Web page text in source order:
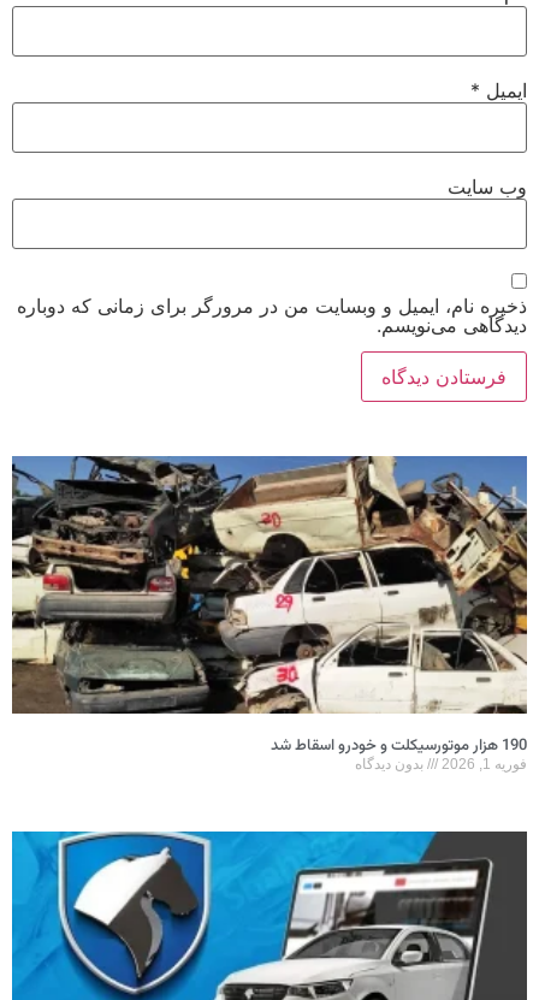
ایمیل*
وب‌ سایت
ذخیره نام، ایمیل و وبسایت من در مرورگر برای زمانی که دوباره
دیدگاهی می‌نویسم.
190 هزار موتورسیکلت و خودرو اسقاط شد
فوریه 1, 2026 بدون دیدگاه